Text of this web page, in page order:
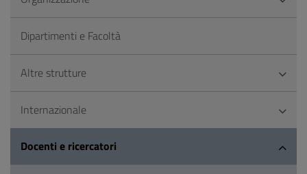
Dipartimenti e Facoltà
Altre strutture
Internazionale
Docenti e ricercatori